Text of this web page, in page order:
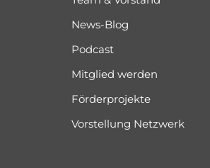
News-Blog
Podcast
Mitglied werden
Förderprojekte
Vorstellung Netzwerk